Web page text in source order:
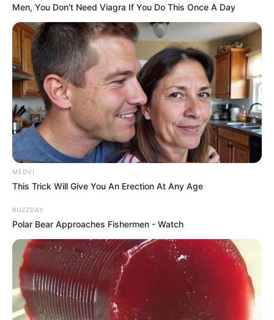
CƏMİYYƏT
Nazirlik küləklə bağlı XƏBƏRDARLIQ
ETDİ -Dənizə GİRMƏYİN
61 0 0
19:30 / 06 Avqust 2026 CƏMİYYƏT
Xanım Sultanova yüksək vəzifəyə təyin
edildi
76
Men, You Don't Need Viagra If You Do This Once A Day
MEDVI
This Trick Will Give You An Erection At Any Age
BUZZDAY
Polar Bear Approaches Fishermen - Watch